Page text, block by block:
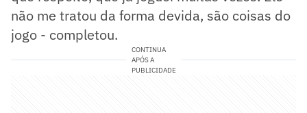
não me tratou da forma devida, são coisas do
jogo - completou.
CONTINUA
APÓS A
PUBLICIDADE